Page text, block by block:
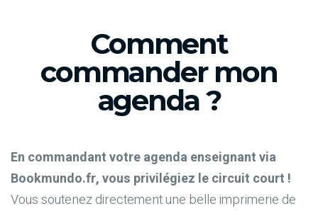
Comment
commander mon
agenda ?
En commandant votre agenda enseignant via
Bookmundo.fr, vous privilégiez le circuit court !
Vous soutenez directement une belle imprimerie de